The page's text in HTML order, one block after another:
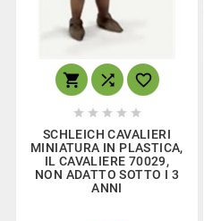
  
    
SCHLEICH CAVALIERI
MINIATURA IN PLASTICA,
IL CAVALIERE 70029,
NON ADATTO SOTTO I 3
ANNI